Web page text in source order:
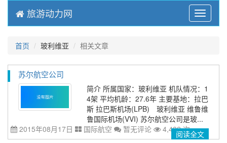
Menu
旅游动力网
首页 玻利维亚 相关文章
苏尔航空公司
简介 所属国家：玻利维亚 机队情况：1
4架 平均机龄：27.6年 主要基地：拉巴
斯 拉巴斯机场(LPB) 玻利维亚 维鲁维
鲁国际机场(VVI) 苏尔航空公司是玻...
2015年08月17日
国际航空 暂无评论 4,482 次阅读全文